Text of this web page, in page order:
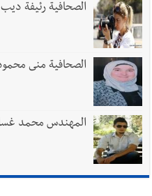
الصحافية رئيفة ديب
الصحافية منى
المهندس محمد